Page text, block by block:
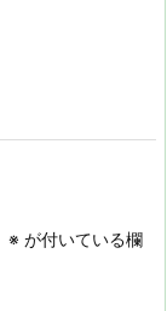
※ が付いている欄